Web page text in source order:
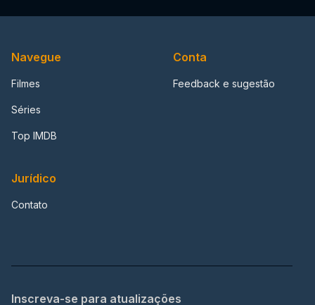
Navegue
Filmes
Séries
Top IMDB
Conta
Feedback e sugestão
Jurídico
Contato
Inscreva-se para atualizações